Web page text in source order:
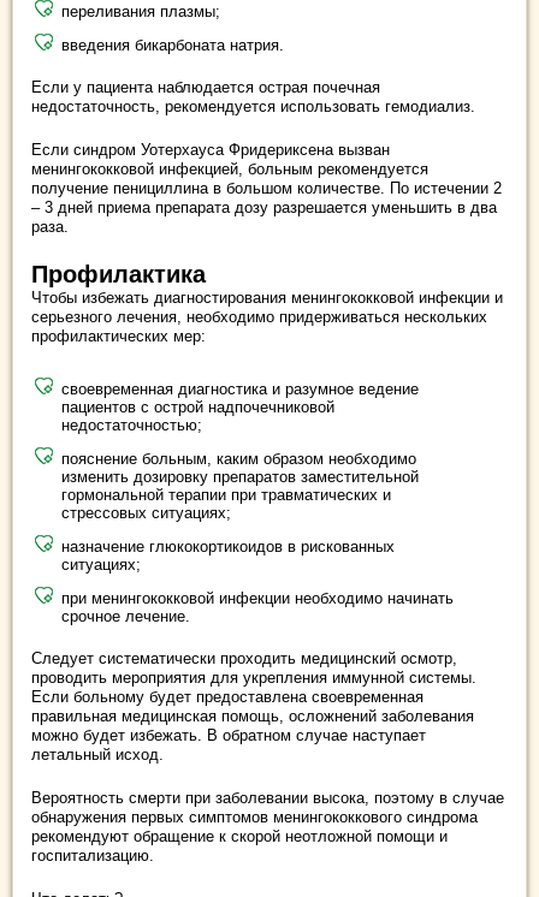
переливания плазмы;
введения бикарбоната натрия.
Если у пациента наблюдается острая почечная
недостаточность, рекомендуется использовать гемодиализ.
Если синдром Уотерхауса Фридериксена вызван
менингококковой инфекцией, больным рекомендуется
получение пенициллина в большом количестве. По истечении 2
– 3 дней приема препарата дозу разрешается уменьшить в два
раза.
Профилактика
Чтобы избежать диагностирования менингококковой инфекции и
серьезного лечения, необходимо придерживаться нескольких
профилактических мер:
своевременная диагностика и разумное ведение
пациентов с острой надпочечниковой
недостаточностью;
пояснение больным, каким образом необходимо
изменить дозировку препаратов заместительной
гормональной терапии при травматических и
стрессовых ситуациях;
назначение глюкокортикоидов в рискованных
ситуациях;
при менингококковой инфекции необходимо начинать
срочное лечение.
Следует систематически проходить медицинский осмотр,
проводить мероприятия для укрепления иммунной системы.
Если больному будет предоставлена своевременная
правильная медицинская помощь, осложнений заболевания
можно будет избежать. В обратном случае наступает
летальный исход.
Вероятность смерти при заболевании высока, поэтому в случае
обнаружения первых симптомов менингококкового синдрома
рекомендуют обращение к скорой неотложной помощи и
госпитализацию.